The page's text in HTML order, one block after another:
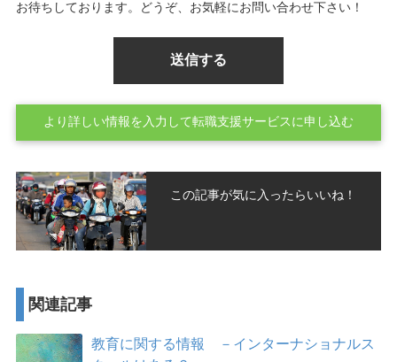
お待ちしております。どうぞ、お気軽にお問い合わせ下さい！
より詳しい情報を入力して転職支援サービスに申し込む
この記事が気に入ったらいいね！
関連記事
教育に関する情報 －インターナショナルス